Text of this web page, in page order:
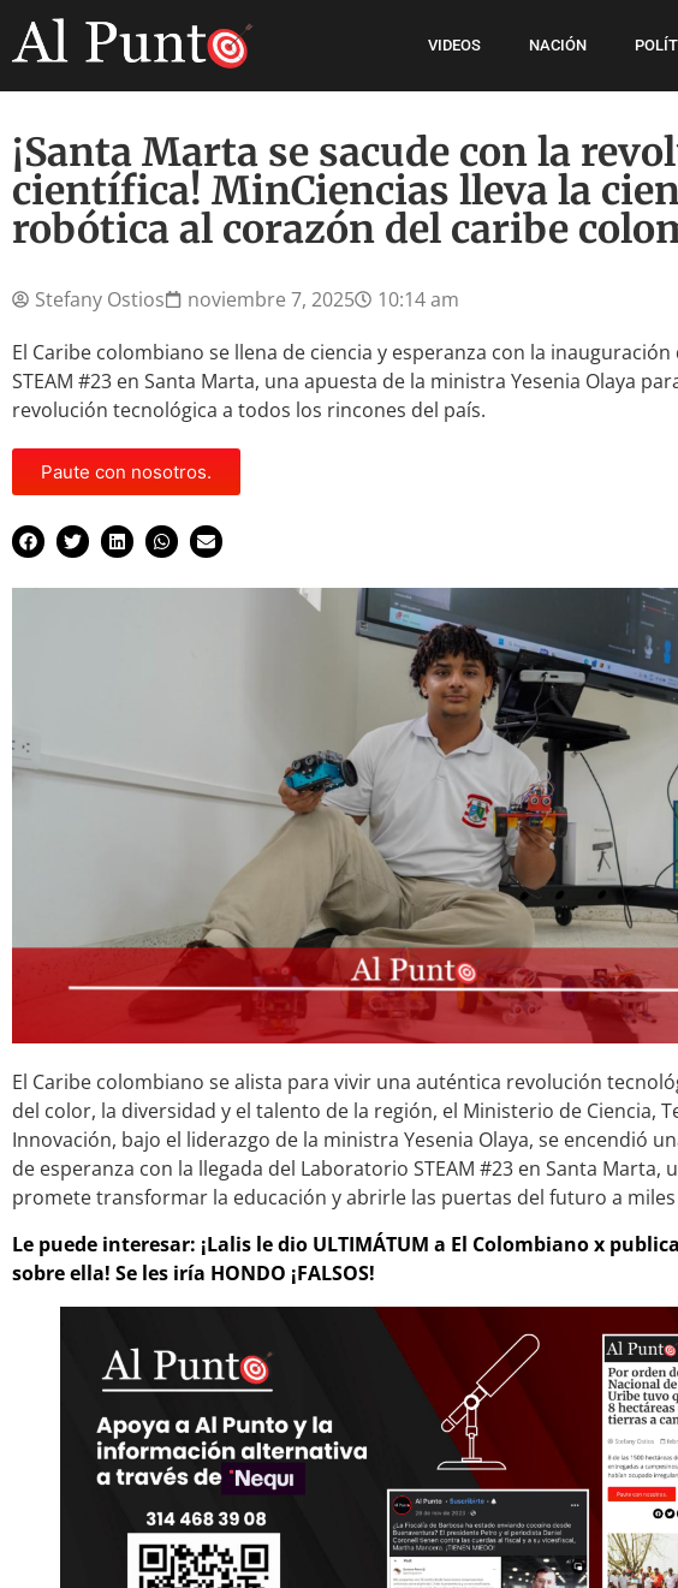
VIDEOS NACIÓN
¡Santa Marta se sacude con la
científica! MinCiencias lleva la
robótica al corazón del caribe
Stefany Ostios noviembre 7, 2025
10:14 am
El Caribe colombiano se llena de ciencia y esperanza con la
STEAM #23 en Santa Marta, una apuesta de la ministra Yesenia Olaya
revolución tecnológica a todos los rincones del país.
Paute con nosotros.
El Caribe colombiano se alista para vivir una auténtica revolución
del color, la diversidad y el talento de la región, el Ministerio de Ciencia,
Innovación, bajo el liderazgo de la ministra Yesenia Olaya, se encendió
de esperanza con la llegada del Laboratorio STEAM #23 en Santa Marta,
promete transformar la educación y abrirle las puertas del futuro a miles
Le puede interesar: ¡Lalis le dio ULTIMÁTUM a El Colombiano x
sobre ella! Se les iría HONDO ¡FALSOS!